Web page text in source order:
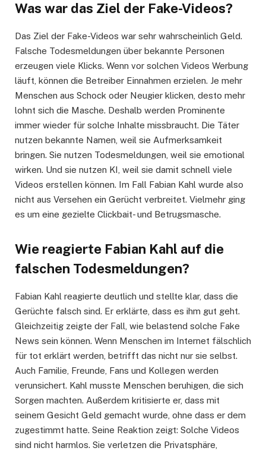
Was war das Ziel der Fake-Videos?
Das Ziel der Fake-Videos war sehr wahrscheinlich Geld.
Falsche Todesmeldungen über bekannte Personen
erzeugen viele Klicks. Wenn vor solchen Videos Werbung
läuft, können die Betreiber Einnahmen erzielen. Je mehr
Menschen aus Schock oder Neugier klicken, desto mehr
lohnt sich die Masche. Deshalb werden Prominente
immer wieder für solche Inhalte missbraucht. Die Täter
nutzen bekannte Namen, weil sie Aufmerksamkeit
bringen. Sie nutzen Todesmeldungen, weil sie emotional
wirken. Und sie nutzen KI, weil sie damit schnell viele
Videos erstellen können. Im Fall Fabian Kahl wurde also
nicht aus Versehen ein Gerücht verbreitet. Vielmehr ging
es um eine gezielte Clickbait- und Betrugsmasche.
Wie reagierte Fabian Kahl auf die
falschen Todesmeldungen?
Fabian Kahl reagierte deutlich und stellte klar, dass die
Gerüchte falsch sind. Er erklärte, dass es ihm gut geht.
Gleichzeitig zeigte der Fall, wie belastend solche Fake
News sein können. Wenn Menschen im Internet fälschlich
für tot erklärt werden, betrifft das nicht nur sie selbst.
Auch Familie, Freunde, Fans und Kollegen werden
verunsichert. Kahl musste Menschen beruhigen, die sich
Sorgen machten. Außerdem kritisierte er, dass mit
seinem Gesicht Geld gemacht wurde, ohne dass er dem
zugestimmt hatte. Seine Reaktion zeigt: Solche Videos
sind nicht harmlos. Sie verletzen die Privatsphäre,